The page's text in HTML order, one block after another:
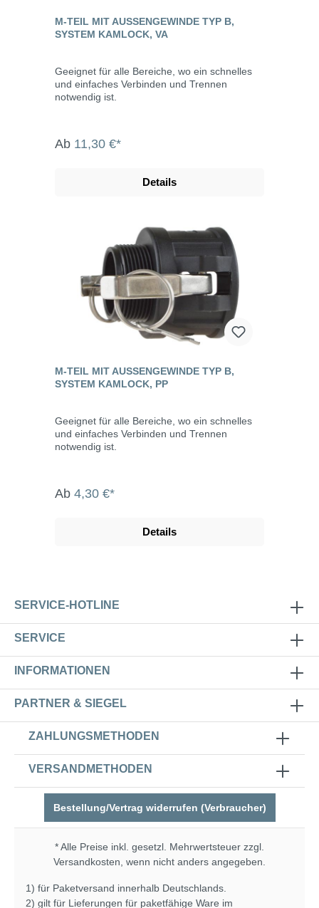
M-TEIL MIT AUSSENGEWINDE TYP B, S
YSTEM KAMLOCK, VA
Geeignet für alle Bereiche, wo ein schnelles
und einfaches Verbinden und Trennen
notwendig ist.
Ab 11,30 €*
Details
M-TEIL MIT AUSSENGEWINDE TYP B, S
YSTEM KAMLOCK, PP
Geeignet für alle Bereiche, wo ein schnelles
und einfaches Verbinden und Trennen
notwendig ist.
Ab 4,30 €*
Details
SERVICE-HOTLINE
SERVICE
INFORMATIONEN
PARTNER & SIEGEL
ZAHLUNGSMETHODEN
VERSANDMETHODEN
Bestellung/Vertrag widerrufen (Verbraucher)
* Alle Preise inkl. gesetzl. Mehrwertsteuer zzgl.
Versandkosten , wenn nicht anders angegeben.
1) für Paketversand innerhalb Deutschlands.
2) gilt für Lieferungen für paketfähige Ware im